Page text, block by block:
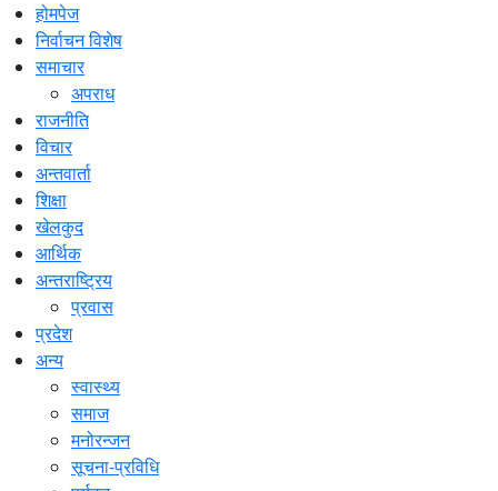
होमपेज
निर्वाचन विशेष
समाचार
अपराध
राजनीति
विचार
अन्तवार्ता
शिक्षा
खेलकुद
आर्थिक
अन्तराष्ट्रिय
प्रवास
प्रदेश
अन्य
स्वास्थ्य
समाज
मनोरन्जन
सूचना-प्रविधि